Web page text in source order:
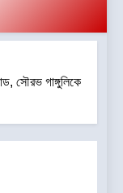
সৌরভ গাঙ্গুলিকে